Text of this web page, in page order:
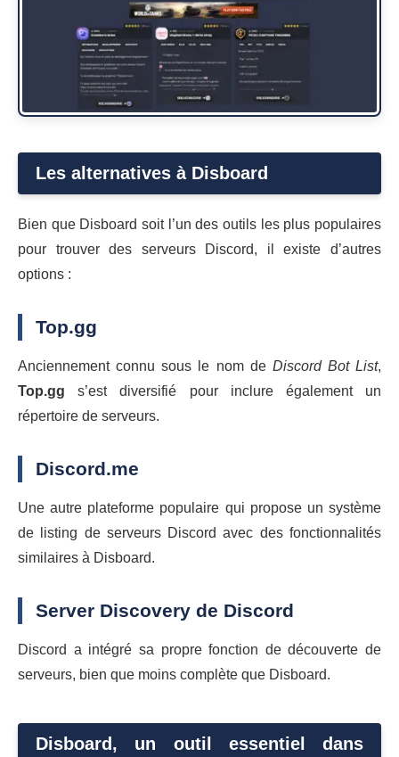
Les alternatives à Disboard
Bien que Disboard soit l’un des outils les plus populaires
pour trouver des serveurs Discord, il existe d’autres
options :
Top.gg
Anciennement connu sous le nom de Discord Bot List,
Top.gg s’est diversifié pour inclure également un
répertoire de serveurs.
Discord.me
Une autre plateforme populaire qui propose un système
de listing de serveurs Discord avec des fonctionnalités
similaires à Disboard.
Server Discovery de Discord
Discord a intégré sa propre fonction de découverte de
serveurs, bien que moins complète que Disboard.
Disboard, un outil essentiel dans